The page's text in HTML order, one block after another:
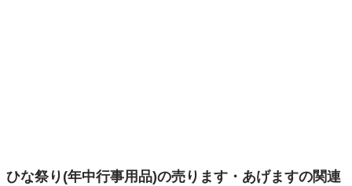
ひな祭り(年中行事用品)の売ります・あげますの関連